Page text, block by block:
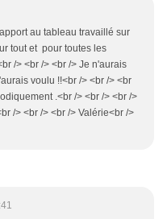
au tableau travaillé sur
tout et pour toutes les
/> <br /> <br /> Je n'aurais
voulu !!<br /> <br /> <br
.<br /> <br /> <br />
/> <br /> <br /> Valérie<br />